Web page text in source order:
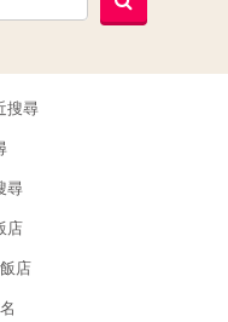
搜尋
尋
店
店